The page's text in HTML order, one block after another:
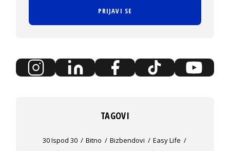
PRIJAVI SE
TAGOVI
30 Ispod 30 Bitno Bizbendovi
Easy Life